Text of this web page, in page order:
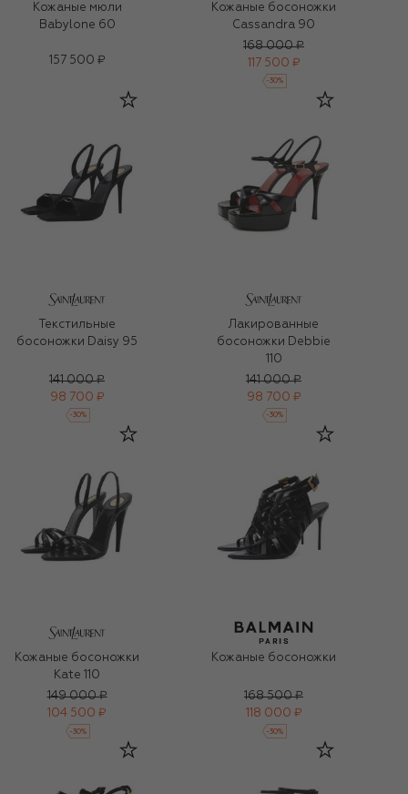
Кожаные мюли
Babylone 60
157 500 ₽
Кожаные босоножки
Cassandra 90
168 000 ₽
117 500 ₽
-30%
Текстильные
босоножки Daisy 95
141 000 ₽
98 700 ₽
-30%
Лакированные
босоножки Debbie
110
141 000 ₽
98 700 ₽
-30%
Кожаные босоножки
Kate 110
149 000 ₽
104 500 ₽
-30%
Кожаные босоножки
168 500 ₽
118 000 ₽
-30%